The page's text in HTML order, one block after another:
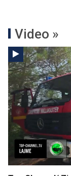
Video »